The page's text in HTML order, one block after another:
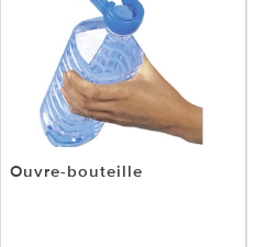
Ouvre-bouteille